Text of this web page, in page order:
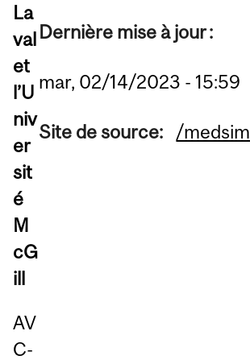
La
val
et
l’U
niv
er
sit
é
M
cG
ill
AV
C-
Dernière mise à jour :
mar, 02/14/2023 - 15:59
Site de source: /